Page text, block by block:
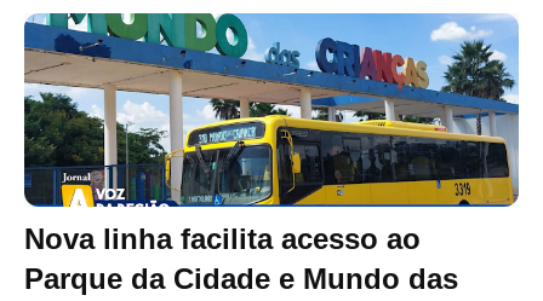
Nova linha facilita acesso ao
Parque da Cidade e Mundo das